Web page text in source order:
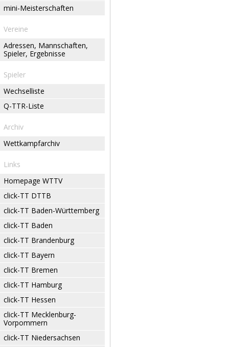
mini-Meisterschaften
Vereine
Adressen, Mannschaften,
Spieler, Ergebnisse
Spieler
Wechselliste
Q-TTR-Liste
Archiv
Wettkampfarchiv
Links
Homepage WTTV
click-TT DTTB
click-TT Baden-Württemberg
click-TT Baden
click-TT Brandenburg
click-TT Bayern
click-TT Bremen
click-TT Hamburg
click-TT Hessen
click-TT Mecklenburg-
Vorpommern
click-TT Niedersachsen